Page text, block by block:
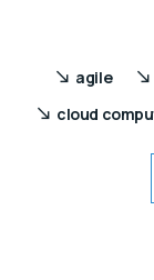
agile
cloud